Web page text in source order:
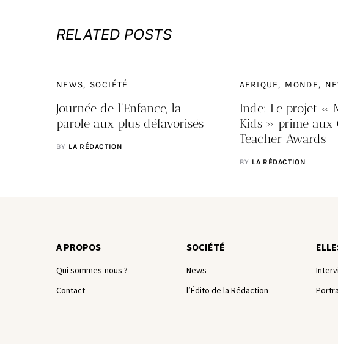
RELATED POSTS
NEWS SOCIÉTÉ
Journée de l’Enfance, la
parole aux plus défavorisés
BY LA RÉDACTION
AFRIQUE MONDE
Inde: Le projet «
Kids » primé aux
Teacher Awards
BY LA RÉDACTION
A PROPOS
Qui sommes-nous ?
Contact
SOCIÉTÉ
News
l’Édito de la Rédaction